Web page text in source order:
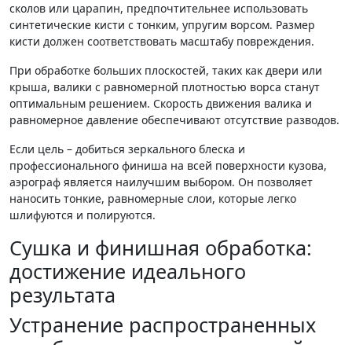
сколов или царапин, предпочтительнее использовать
синтетические кисти с тонким, упругим ворсом. Размер
кисти должен соответствовать масштабу повреждения.
При обработке больших плоскостей, таких как двери или
крыша, валики с равномерной плотностью ворса станут
оптимальным решением. Скорость движения валика и
равномерное давление обеспечивают отсутствие разводов.
Если цель – добиться зеркального блеска и
профессионального финиша на всей поверхности кузова,
аэрограф является наилучшим выбором. Он позволяет
наносить тонкие, равномерные слои, которые легко
шлифуются и полируются.
Сушка и финишная обработка:
достижение идеального
результата
Устранение распространенных